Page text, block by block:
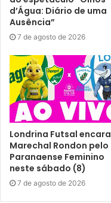
d’Água: Diário de uma
Ausência”
7 de agosto de 2026
Londrina Futsal encara
Marechal Rondon pelo
Paranaense Feminino
neste sábado (8)
7 de agosto de 2026